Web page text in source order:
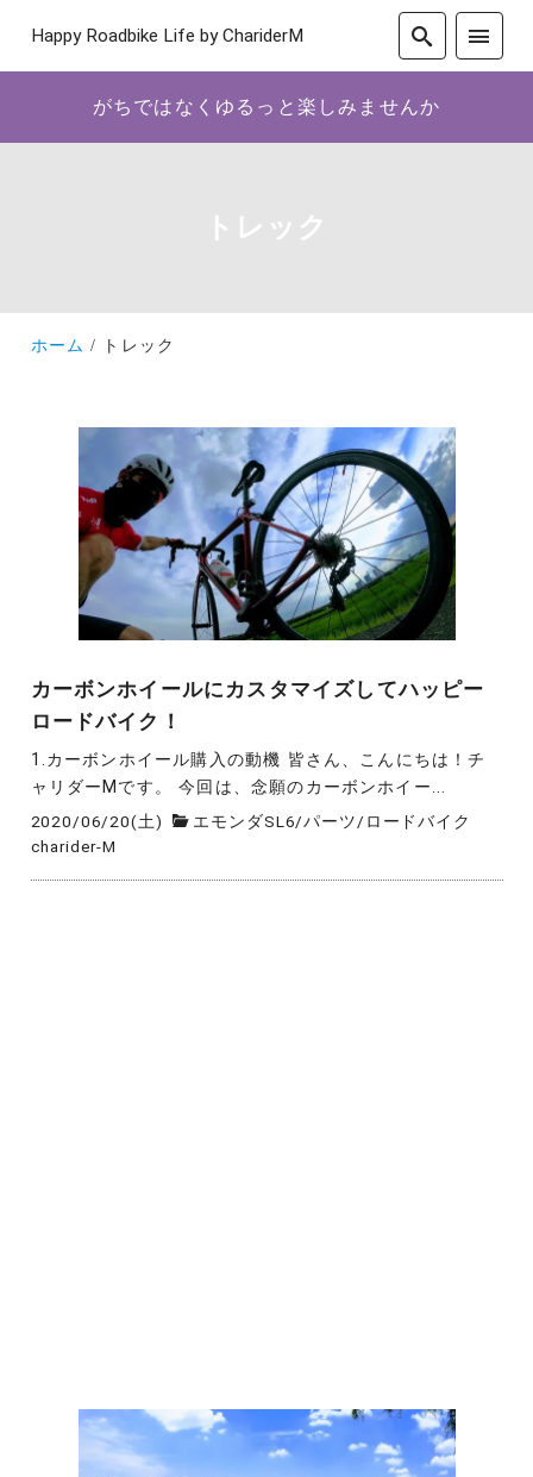
Happy Roadbike Life by ChariderM
がちではなくゆるっと楽しみませんか
トレック
ホーム トレック
カーボンホイールにカスタマイズしてハッピー
ロードバイク！
1.カーボンホイール購入の動機 皆さん、こんにちは！チ
ャリダーMです。 今回は、念願のカーボンホイー...
2020/06/20(土) エモンダSL6/パーツ/ ロードバイク
charider-M